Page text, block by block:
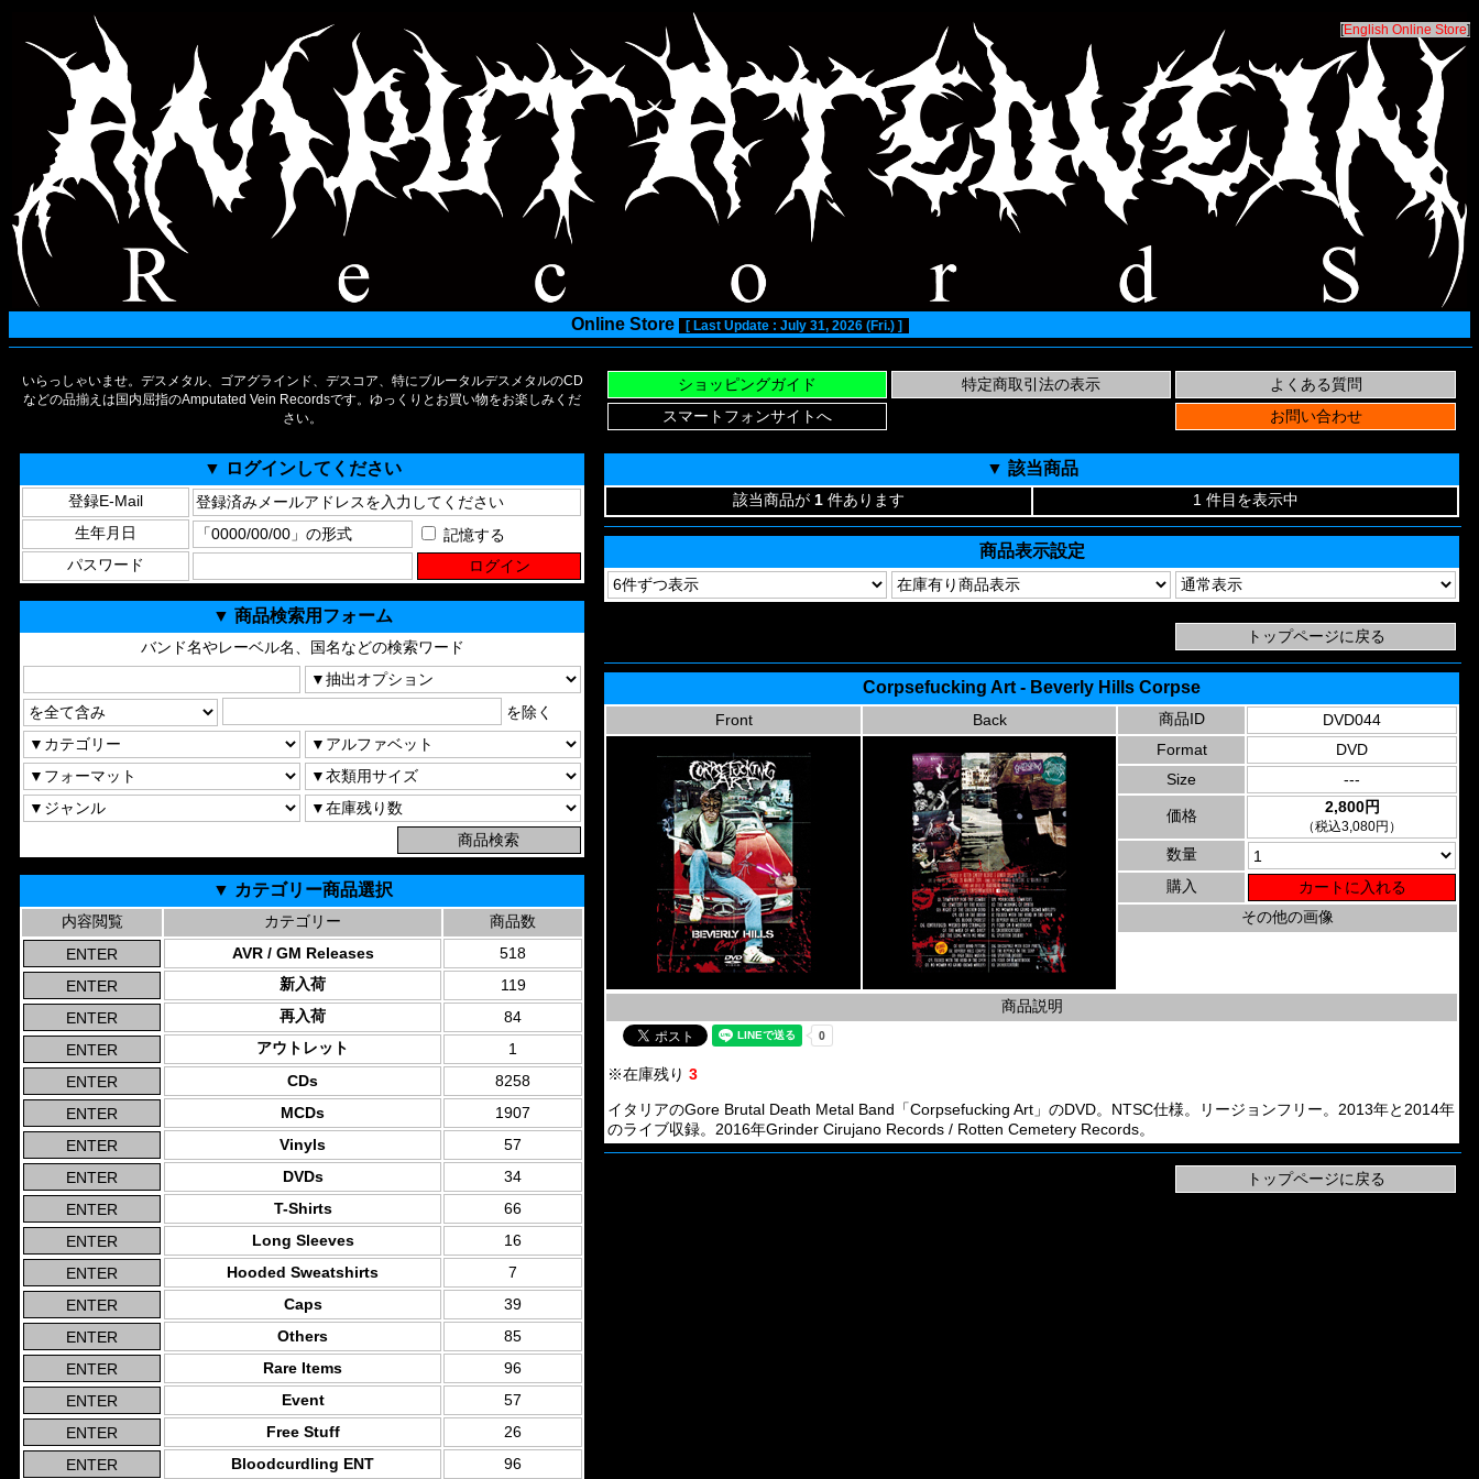
[English Online Store]
Online Store [ Last Update : July 31, 2026 (Fri.) ]
いらっしゃいませ。デスメタル、ゴアグラインド、デスコア、特にブルータルデスメタルのCD
などの品揃えは国内屈指のAmputated Vein Recordsです。ゆっくりとお買い物をお楽しみくだ
さい。
▼ ログインしてください
登録E-Mail
生年月日
記憶する
パスワード
▼ 商品検索用フォーム
バンド名やレーベル名、国名などの検索ワード
を除く
▼ カテゴリー商品選択
内容閲覧 カテゴリー
商品数
AVR / GM Releases
518
新入荷
119
再入荷
84
アウトレット
1
CDs
8258
MCDs
1907
Vinyls
57
DVDs
34
T-Shirts
66
Long Sleeves
16
Hooded Sweatshirts
7
Caps
39
Others
85
Rare Items
96
Event
57
Free Stuff
26
Bloodcurdling ENT
96
▼ 該当商品
該当商品が 1 件あります 1 件目を表示中
商品表示設定
Corpsefucking Art - Beverly Hills Corpse
Front Back 商品ID
DVD044
Format
DVD
Size
---
価格 2,800円
（税込3,080円）
数量
購入
その他の画像
商品説明
※在庫残り 3
イタリアのGore Brutal Death Metal Band「Corpsefucking Art」のDVD。NTSC仕様。リージョンフリー。2013年と2014年
のライブ収録。2016年Grinder Cirujano Records / Rotten Cemetery Records。